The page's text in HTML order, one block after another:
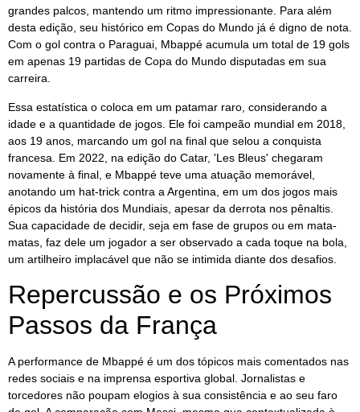
grandes palcos, mantendo um ritmo impressionante. Para além
desta edição, seu histórico em Copas do Mundo já é digno de nota.
Com o gol contra o Paraguai, Mbappé acumula um total de 19 gols
em apenas 19 partidas de Copa do Mundo disputadas em sua
carreira.
Essa estatística o coloca em um patamar raro, considerando a
idade e a quantidade de jogos. Ele foi campeão mundial em 2018,
aos 19 anos, marcando um gol na final que selou a conquista
francesa. Em 2022, na edição do Catar, 'Les Bleus' chegaram
novamente à final, e Mbappé teve uma atuação memorável,
anotando um hat-trick contra a Argentina, em um dos jogos mais
épicos da história dos Mundiais, apesar da derrota nos pênaltis.
Sua capacidade de decidir, seja em fase de grupos ou em mata-
matas, faz dele um jogador a ser observado a cada toque na bola,
um artilheiro implacável que não se intimida diante dos desafios.
Repercussão e os Próximos
Passos da França
A performance de Mbappé é um dos tópicos mais comentados nas
redes sociais e na imprensa esportiva global. Jornalistas e
torcedores não poupam elogios à sua consistência e ao seu faro